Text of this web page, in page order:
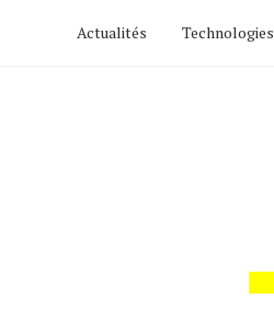
Actualités Technologies